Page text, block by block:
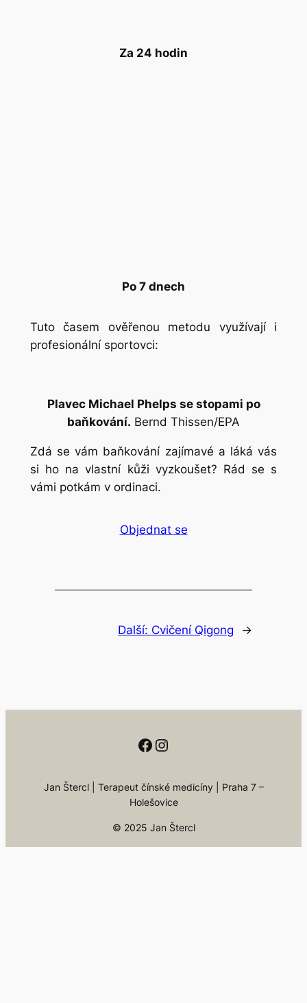
Za 24 hodin
Po 7 dnech
Tuto časem ověřenou metodu využívají i
profesionální sportovci:
Plavec Michael Phelps se stopami po
baňkování. Bernd Thissen/EPA
Zdá se vám baňkování zajímavé a láká vás
si ho na vlastní kůži vyzkoušet? Rád se s
vámi potkám v ordinaci.
Objednat se
Další: Cvičení Qigong →
Facebook Instagram
Jan Štercl | Terapeut čínské medicíny | Praha 7 –
Holešovice
© 2025 Jan Štercl